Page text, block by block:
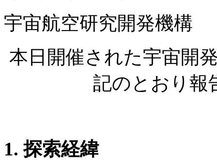
宇宙航空研究開発機構
本日開催された宇宙開
記のとおり報
1. 探索経緯